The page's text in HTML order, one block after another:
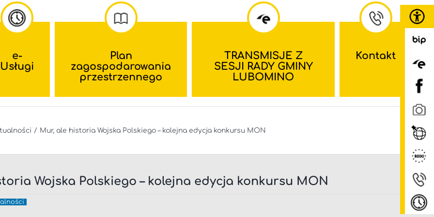
e-
Usługi
Plan
zagospodarowania
przestrzennego
TRANSMISJE Z
SESJI RADY GMINY
LUBOMINO
Kontakt
Mur, ale historia Wojska Polskiego – kolejna edycja konkursu MON
Wojska Polskiego – kolejna edycja konkursu MON